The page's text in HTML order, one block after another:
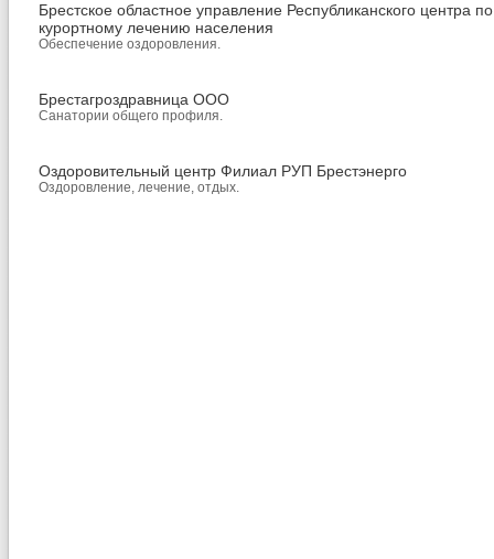
Брестское областное управление Республиканского центра
курортному лечению населения
Обеспечение оздоровления.
Брестагроздравница ООО
Санатории общего профиля.
Оздоровительный центр Филиал РУП Брестэнерго
Оздоровление, лечение, отдых.